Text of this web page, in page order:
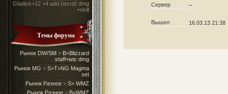
Gladius+12 +4 add (wzrd) dmg
+skill
Темы форума
Рынок DW/SM > B<Blizzard
staff+wiz dmg
Рынок MG > S>T>NG Magma
set
Рынок Разное > S> WMZ
Рынок Разное > B<WMZ
Сервер –
Вышел 16.03.13 21:38